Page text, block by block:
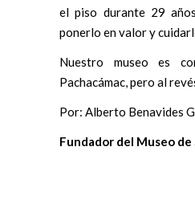
el piso durante 29
ponerlo en valor y
Nuestro museo es
Pachacámac, pero al
Por: Alberto Benavides
Fundador del Museo de